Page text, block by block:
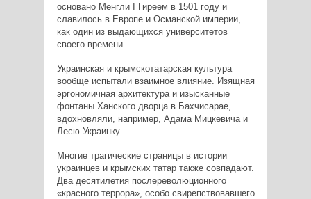
основано Менгли I Гиреем в 1501 году и
славилось в Европе и Османской империи,
как один из выдающихся университетов
своего времени.
Украинская и крымскотатарская культура
вообще испытали взаимное влияние. Изящная
эргономичная архитектура и изысканные
фонтаны Ханского дворца в Бахчисарае,
вдохновляли, например, Адама Мицкевича и
Лесю Украинку.
Многие трагические страницы в истории
украинцев и крымских татар также совпадают.
Два десятилетия послереволюционного
«красного террора», особо свирепствовавшего